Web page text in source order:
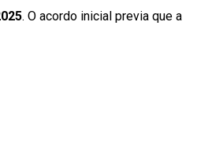
. O acordo inicial previa que a